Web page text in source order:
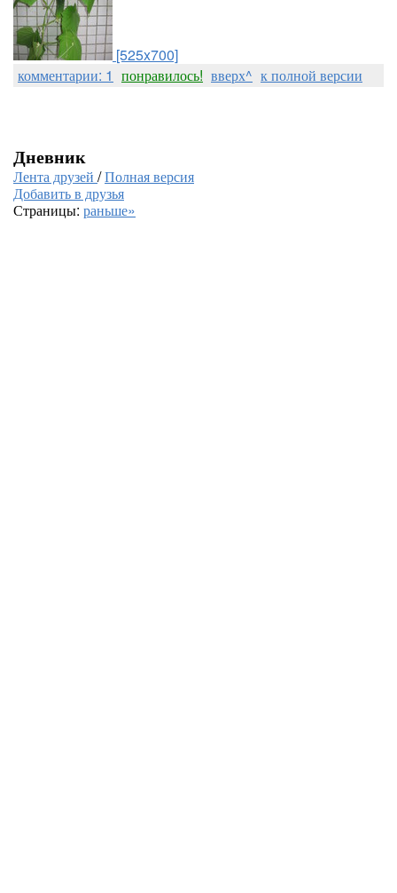
[525x700]
комментарии: 1 понравилось! вверх^ к полной версии
Дневник
Лента друзей /Полная версия
Добавить в друзья
Страницы: раньше»